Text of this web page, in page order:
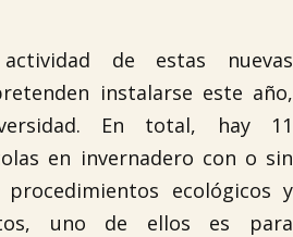
de estas nuevas
instalarse este año,
En total, hay 11
en invernadero con o sin
ecológicos y
uno de ellos es para